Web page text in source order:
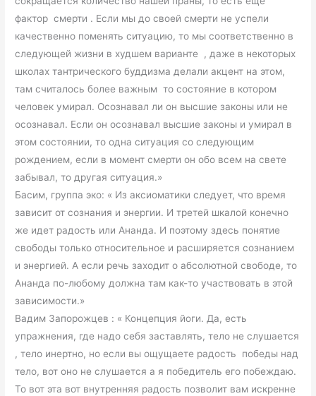
фактор смерти . Если мы до своей смерти не успели
качественно поменять ситуацию, то мы соответственно в
следующей жизни в худшем варианте , даже в некоторых
школах тантрического буддизма делали акцент на этом,
там считалось более важным то состояние в котором
человек умирал. Осознавал ли он высшие законы или не
осознавал. Если он осознавал высшие законы и умирал в
этом состоянии, то одна ситуация со следующим
рождением, если в момент смерти он обо всем на свете
забывал, то другая ситуация.»
Басим, группа эко: « Из аксиоматики следует, что время
зависит от сознания и энергии. И третей шкалой конечно
же идет радость или Ананда. И поэтому здесь понятие
свободы только относительное и расширяется сознанием
и энергией. А если речь заходит о абсолютной свободе, то
Ананда по-любому должна там как-то участвовать в этой
зависимости.»
Вадим Запорожцев : « Концепция йоги. Да, есть
упражнения, где надо себя заставлять, тело не слушается
, тело инертно, но если вы ощущаете радость победы над
тело, вот оно не слушается а я победитель его побеждаю.
То вот эта вот внутренняя радость позволит вам искренне